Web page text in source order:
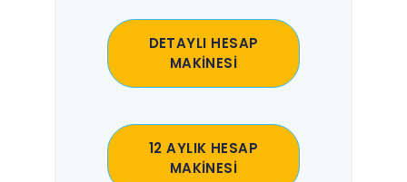
DETAYLI HESAP
MAKİNESİ
12 AYLIK HESAP
MAKİNESİ